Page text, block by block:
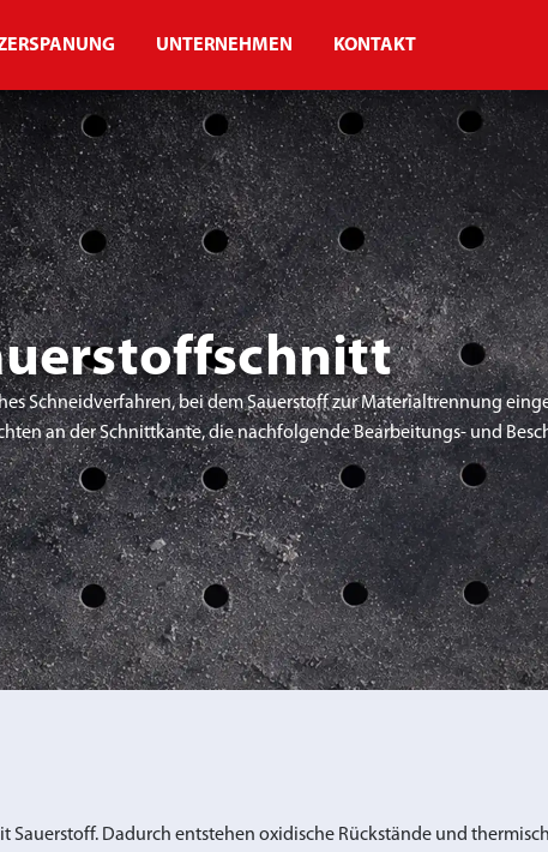
UNTERNEHMEN KONTAKT
Schneidverfahren, bei dem Sauerstoff zur Materialtrennung
an der Schnittkante, die nachfolgende Bearbeitungs- und
Dadurch entstehen oxidische Rückstände und